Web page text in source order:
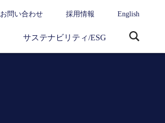
お問い合わせ 採用情報 English
サステナビリティ/ESG